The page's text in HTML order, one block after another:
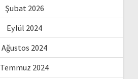
Şubat 2026
Eylül 2024
Ağustos 2024
Temmuz 2024